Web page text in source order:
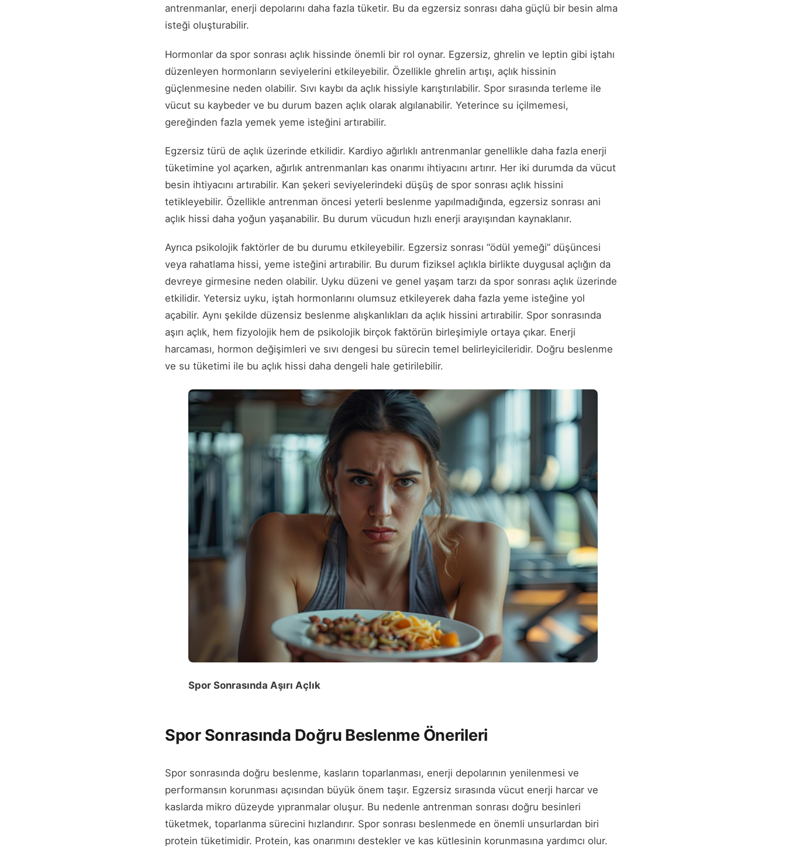
antrenmanlar, enerji depolarını daha fazla tüketir. Bu da egzersiz sonrası daha güçlü bir besin alma
isteği oluşturabilir.
Hormonlar da spor sonrası açlık hissinde önemli bir rol oynar. Egzersiz, ghrelin ve leptin gibi iştahı
düzenleyen hormonların seviyelerini etkileyebilir. Özellikle ghrelin artışı, açlık hissinin
güçlenmesine neden olabilir. Sıvı kaybı da açlık hissiyle karıştırılabilir. Spor sırasında terleme ile
vücut su kaybeder ve bu durum bazen açlık olarak algılanabilir. Yeterince su içilmemesi,
gereğinden fazla yemek yeme isteğini artırabilir.
Egzersiz türü de açlık üzerinde etkilidir. Kardiyo ağırlıklı antrenmanlar genellikle daha fazla enerji
tüketimine yol açarken, ağırlık antrenmanları kas onarımı ihtiyacını artırır. Her iki durumda da vücut
besin ihtiyacını artırabilir. Kan şekeri seviyelerindeki düşüş de spor sonrası açlık hissini
tetikleyebilir. Özellikle antrenman öncesi yeterli beslenme yapılmadığında, egzersiz sonrası ani
açlık hissi daha yoğun yaşanabilir. Bu durum vücudun hızlı enerji arayışından kaynaklanır.
Ayrıca psikolojik faktörler de bu durumu etkileyebilir. Egzersiz sonrası “ödül yemeği” düşüncesi
veya rahatlama hissi, yeme isteğini artırabilir. Bu durum fiziksel açlıkla birlikte duygusal açlığın da
devreye girmesine neden olabilir. Uyku düzeni ve genel yaşam tarzı da spor sonrası açlık üzerinde
etkilidir. Yetersiz uyku, iştah hormonlarını olumsuz etkileyerek daha fazla yeme isteğine yol
açabilir. Aynı şekilde düzensiz beslenme alışkanlıkları da açlık hissini artırabilir. Spor sonrasında
aşırı açlık, hem fizyolojik hem de psikolojik birçok faktörün birleşimiyle ortaya çıkar. Enerji
harcaması, hormon değişimleri ve sıvı dengesi bu sürecin temel belirleyicileridir. Doğru beslenme
ve su tüketimi ile bu açlık hissi daha dengeli hale getirilebilir.
Spor Sonrasında Aşırı Açlık
Spor Sonrasında Doğru Beslenme Önerileri
Spor sonrasında doğru beslenme, kasların toparlanması, enerji depolarının yenilenmesi ve
performansın korunması açısından büyük önem taşır. Egzersiz sırasında vücut enerji harcar ve
kaslarda mikro düzeyde yıpranmalar oluşur. Bu nedenle antrenman sonrası doğru besinleri
tüketmek, toparlanma sürecini hızlandırır. Spor sonrası beslenmede en önemli unsurlardan biri
protein tüketimidir. Protein, kas onarımını destekler ve kas kütlesinin korunmasına yardımcı olur.